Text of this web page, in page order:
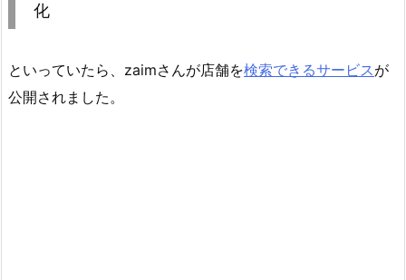
化
といっていたら、zaimさんが店舗を検索できるサービスが
公開されました。